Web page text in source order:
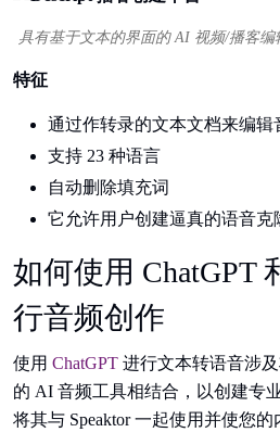
具有基于文本的界面的 AI 视频/播客编
特征
通过作转录的文本文档来编辑
支持 23 种语言
自动删除填充词
它允许用户创建逼真的语音克
如何使用 ChatGPT
行音频创作
使用 ChatGPT 进行文本转语音涉
的 AI 音频工具相结合，以创建专
将其与 Speaktor 一起使用并使您的